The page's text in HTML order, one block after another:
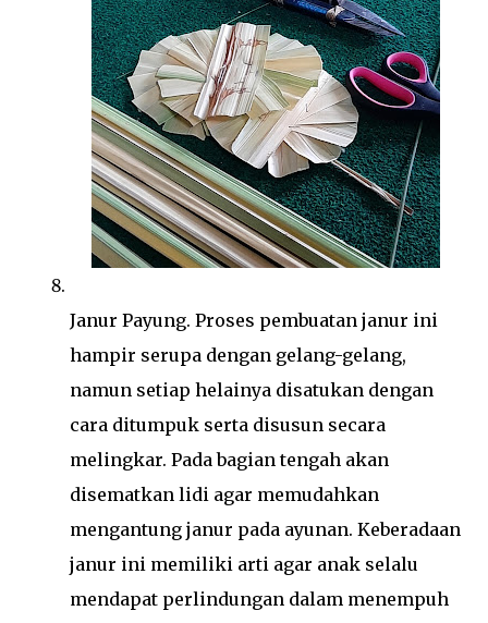
Janur Payung. Proses pembuatan janur ini
hampir serupa dengan gelang-gelang,
namun setiap helainya disatukan dengan
cara ditumpuk serta disusun secara
melingkar. Pada bagian tengah akan
disematkan lidi agar memudahkan
mengantung janur pada ayunan. Keberadaan
janur ini memiliki arti agar anak selalu
mendapat perlindungan dalam menempuh